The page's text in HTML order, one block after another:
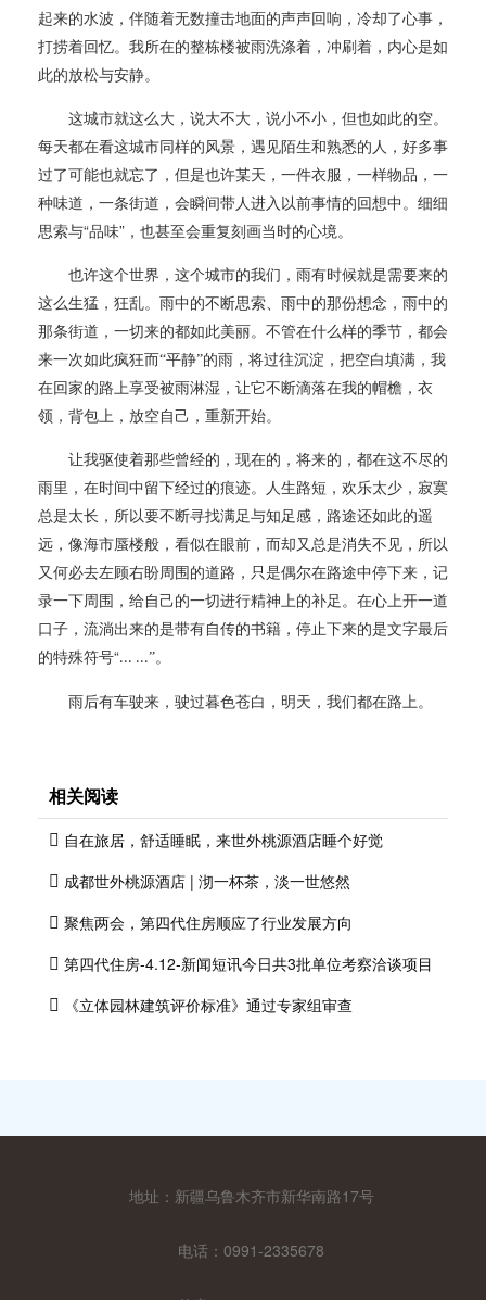
起来的水波，伴随着无数撞击地面的声声回响，冷却了心事，
打捞着回忆。我所在的整栋楼被雨洗涤着，冲刷着，内心是如
此的放松与安静。
这城市就这么大，说大不大，说小不小，但也如此的空。
每天都在看这城市同样的风景，遇见陌生和熟悉的人，好多事
过了可能也就忘了，但是也许某天，一件衣服，一样物品，一
种味道，一条街道，会瞬间带人进入以前事情的回想中。细细
思索与“品味”，也甚至会重复刻画当时的心境。
也许这个世界，这个城市的我们，雨有时候就是需要来的
这么生猛，狂乱。雨中的不断思索、雨中的那份想念，雨中的
那条街道，一切来的都如此美丽。不管在什么样的季节，都会
来一次如此疯狂而“平静”的雨，将过往沉淀，把空白填满，我
在回家的路上享受被雨淋湿，让它不断滴落在我的帽檐，衣
领，背包上，放空自己，重新开始。
让我驱使着那些曾经的，现在的，将来的，都在这不尽的
雨里，在时间中留下经过的痕迹。人生路短，欢乐太少，寂寞
总是太长，所以要不断寻找满足与知足感，路途还如此的遥
远，像海市蜃楼般，看似在眼前，而却又总是消失不见，所以
又何必去左顾右盼周围的道路，只是偶尔在路途中停下来，记
录一下周围，给自己的一切进行精神上的补足。在心上开一道
口子，流淌出来的是带有自传的书籍，停止下来的是文字最后
的特殊符号“... ...”。
雨后有车驶来，驶过暮色苍白，明天，我们都在路上。
相关阅读
自在旅居，舒适睡眠，来世外桃源酒店睡个好觉
2024-04-17
成都世外桃源酒店 | 沏一杯茶，淡一世悠然
2024-04-17
聚焦两会，第四代住房顺应了行业发展方向
2024-04-17
第四代住房-4.12-‮闻新‬短讯今日共3‮单批‬位考察洽谈项目
2024-04-17
《立体园林建筑评价标准》通过专家组审查
地址：新疆乌鲁木齐市新华南路17号
电话：0991-2335678